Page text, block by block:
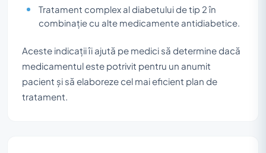
Tratament complex al diabetului de tip 2 în
combinație cu alte medicamente antidiabetice.
Aceste indicații îi ajută pe medici să determine dacă
medicamentul este potrivit pentru un anumit
pacient și să elaboreze cel mai eficient plan de
tratament.